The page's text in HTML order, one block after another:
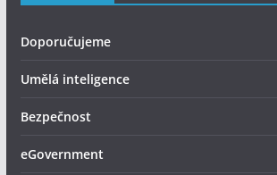
Doporučujeme
Umělá inteligence
Bezpečnost
eGovernment